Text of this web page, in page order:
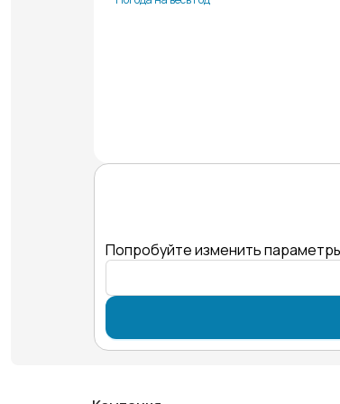
Попробуйте изменить